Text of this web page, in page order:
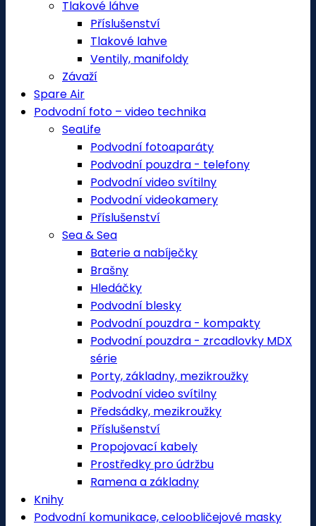
Tlakové láhve
Příslušenství
Tlakové lahve
Ventily, manifoldy
Závaží
Spare Air
Podvodní foto – video technika
SeaLife
Podvodní fotoaparáty
Podvodní pouzdra - telefony
Podvodní video svítilny
Podvodní videokamery
Příslušenství
Sea & Sea
Baterie a nabíječky
Brašny
Hledáčky
Podvodní blesky
Podvodní pouzdra - kompakty
Podvodní pouzdra - zrcadlovky MDX
série
Porty, základny, mezikroužky
Podvodní video svítilny
Předsádky, mezikroužky
Příslušenství
Propojovací kabely
Prostředky pro údržbu
Ramena a základny
Knihy
Podvodní komunikace, celoobličejové masky